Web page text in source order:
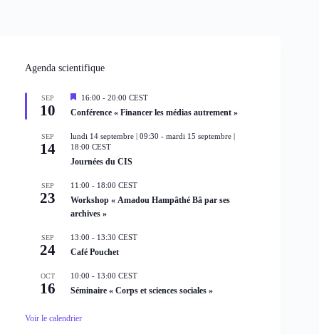
Agenda scientifique
SEP
10
M
s
n
a
v
n
16:00 - 20:00 CEST
Conférence « Financer les médias autrement »
SEP
14
lundi 14 septembre | 09:30 - mardi 15 septembre |
18:00 CEST
Journées du CIS
SEP
23
11:00 - 18:00 CEST
Workshop « Amadou Hampâthé Bâ par ses
archives »
SEP
24
13:00 - 13:30 CEST
Café Pouchet
OCT
16
10:00 - 13:00 CEST
Séminaire « Corps et sciences sociales »
Voir le calendrier